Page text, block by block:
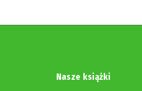
Nasze książki